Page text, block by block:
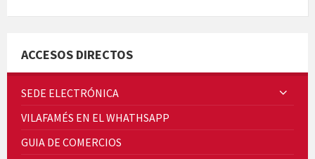
Quintà Culroja
ACCESOS DIRECTOS
SEDE ELECTRÓNICA
VILAFAMÉS EN EL WHATHSAPP
GUIA DE COMERCIOS